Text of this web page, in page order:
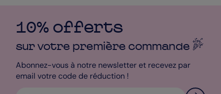
10% offerts
sur votre première commande
Abonnez-vous à notre newsletter et recevez par
email votre code de réduction !